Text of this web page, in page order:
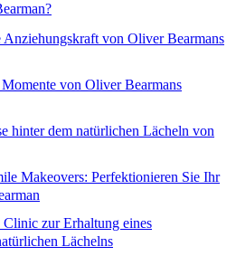
von Oliver Bearmans
von Oliver Bearmans
hinter dem natürlichen Lächeln von
Makeovers: Perfektionieren Sie Ihr
zur Erhaltung eines
Lächelns